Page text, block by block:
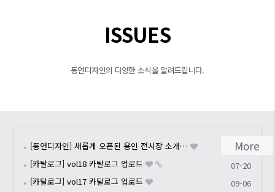
ISSUES
동연디자인의 다양한 소식을 알려드립니다.
[동연디자인] 새롭게 오픈된 용인 전시장 소개…
04-22
[카탈로그] vol18 카탈로그 업로드
07-20
[카탈로그] vol17 카탈로그 업로드
09-06
More